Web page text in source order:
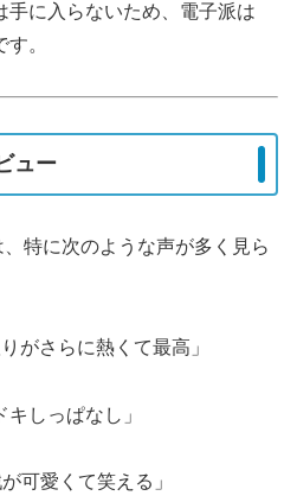
手に入らないため、電子派は
。
ュー
特に次のような声が多く見ら
がさらに熱くて最高」
キしっぱなし」
可愛くて笑える」